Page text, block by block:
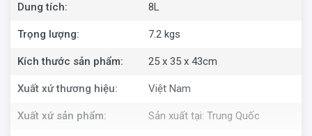
Dung tích: 8L
Trọng lượng: 7.2 kgs
Kích thước sản phẩm: 25 x 35 x 43cm
Xuất xứ thương hiệu: Việt Nam
Xuất xứ sản phẩm: Sản xuất tại: Trung Quốc